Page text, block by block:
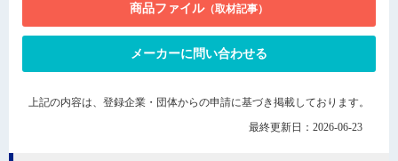
商品ファイル（取材記事）
メーカーに問い合わせる
上記の内容は、登録企業・団体からの申請に基づき掲載しております。
最終更新日：2026-06-23